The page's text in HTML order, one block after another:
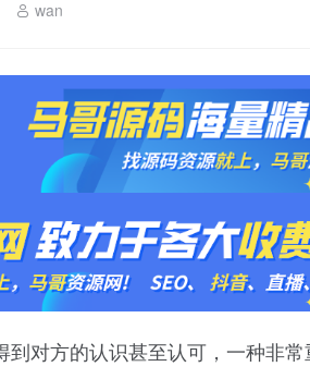
wan
到对方的认识甚至认可，一种非